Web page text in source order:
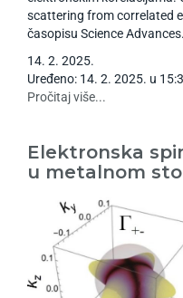
scattering from correlated
časopisu Science Advances.
14. 2. 2025.
Uređeno: 14. 2. 2025. u
Pročitaj više...
Elektronska
u metalnom